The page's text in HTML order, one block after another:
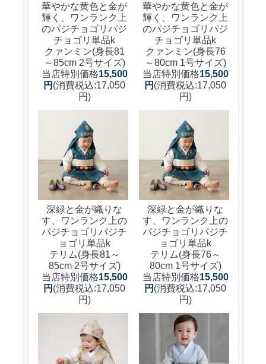
華やかな黄色と金が
輝く、ワンランク上
のパジチョゴリパジ
チョゴリ単品k
クァンミン(身長81
～85cm 2号サイズ)
当店特別価格15,500
円 (消費税込:17,050
円)
華やかな黄色と金が
輝く、ワンランク上
のパジチョゴリパジ
チョゴリ単品k
クァンミン(身長76
～80cm 1号サイズ)
当店特別価格15,500
円 (消費税込:17,050
円)
深緑と金が織りな
す、ワンランク上の
パジチョゴリパジチ
ョゴリ単品k
テリム(身長81～
85cm 2号サイズ)
当店特別価格15,500
円 (消費税込:17,050
円)
深緑と金が織りな
す、ワンランク上の
パジチョゴリパジチ
ョゴリ単品k
テリム(身長76～
80cm 1号サイズ)
当店特別価格15,500
円 (消費税込:17,050
円)